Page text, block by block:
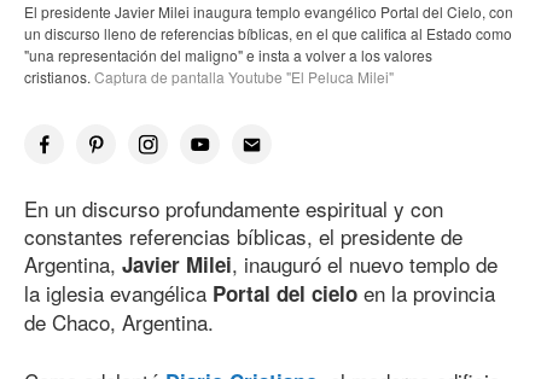
El presidente Javier Milei inaugura templo evangélico Portal del Cielo, con
un discurso lleno de referencias bíblicas, en el que califica al Estado como
"una representación del maligno" e insta a volver a los valores
cristianos. Captura de pantalla Youtube "El Peluca Milei"
En un discurso profundamente espiritual y con
constantes referencias bíblicas, el presidente de
Argentina, Javier Milei, inauguró el nuevo templo de
la iglesia evangélica Portal del cielo en la provincia
de Chaco, Argentina.